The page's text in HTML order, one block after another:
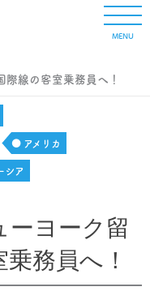
MENU
線の客室乗務員へ！
アメリカ
シア
ーヨーク留
務員へ！